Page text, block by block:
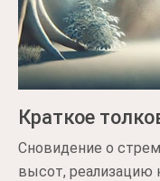
Краткое
Сновидение о
высот, реализацию